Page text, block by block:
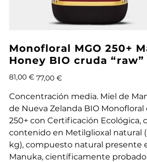
Monofloral MGO 250+
Honey BIO cruda “raw”
Precio
original
81,00 € Precio
de
77,00 €
Concentración media. Miel de
de Nueva Zelanda BIO Monofloral
250+ con Certificación Ecológica,
contenido en Metilglioxal natural
kg), compuesto natural presente
Manuka, científicamente